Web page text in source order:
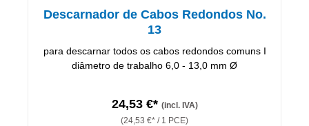
Descarnador de Cabos Redondos No.
13
para descarnar todos os cabos redondos comuns I
diâmetro de trabalho 6,0 - 13,0 mm Ø
24,53 €* (incl. IVA)
(24,53 €* / 1 PCE)